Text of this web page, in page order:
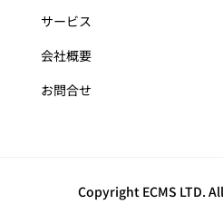
サービス
会社概要
お問合せ
Copyright ECMS LTD.